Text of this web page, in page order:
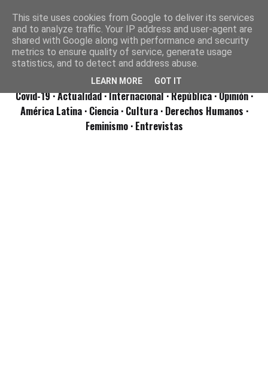
Covid-19· Actualidad· Internacional· República· Opinión·
América Latina · Ciencia · Cultura · Derechos Humanos ·
Feminismo · Entrevistas
This site uses cookies from Google to deliver its services
and to analyze traffic. Your IP address and user-agent are
shared with Google along with performance and security
metrics to ensure quality of service, generate usage
statistics, and to detect and address abuse.
LEARN MORE GOT IT